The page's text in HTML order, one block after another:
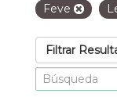
Feve
Filtrar